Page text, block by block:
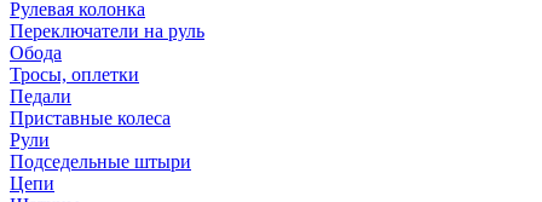
Рулевая колонка
Переключатели на руль
Обода
Тросы, оплетки
Педали
Приставные колеса
Рули
Подседельные штыри
Цепи